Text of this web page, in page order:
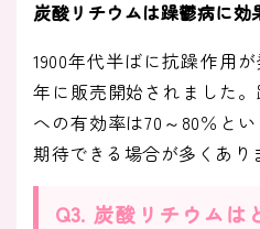
炭酸リチウムは躁鬱病に効
1900年代半ばに抗躁作用
年に販売開始されました
への有効率は70～80％と
期待できる場合が多くあり
Q3. 炭酸リチウムは